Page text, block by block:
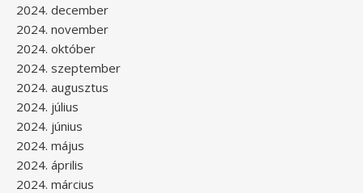
2024. december
2024. november
2024. október
2024. szeptember
2024. augusztus
2024. július
2024. június
2024. május
2024. április
2024. március